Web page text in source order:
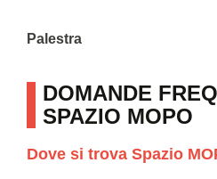
Palestra
DOMANDE
SPAZIO MOPO
Dove si trova Spazio